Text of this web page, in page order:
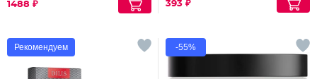
1488 ₽ 393 ₽
Рекомендуем -55%